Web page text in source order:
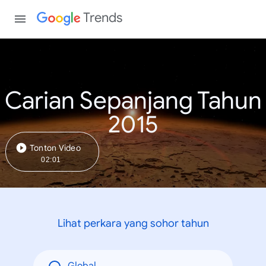
Trends
Carian Sepanjang Tahun
2015
Tonton Video
02:01
Lihat perkara yang sohor tahun